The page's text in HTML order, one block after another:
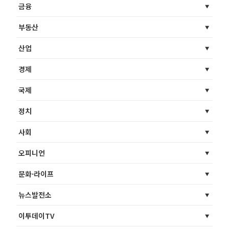
금융
부동산
산업
경제
국제
정치
사회
오피니언
문화·라이프
뉴스발전소
이투데이TV